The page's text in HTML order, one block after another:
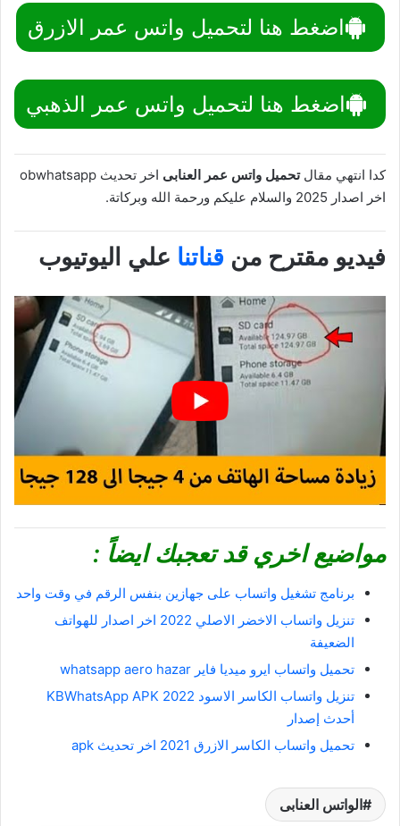
اضغط هنا لتحميل واتس عمر الازرق
اضغط هنا لتحميل واتس عمر الذهبي
كدا انتهي مقالتحميل واتس عمر العنابى
اخر تحديث obwhatsapp
اخر اصدار 2025 والسلام عليكم ورحمة الله وبركاتة.
فيديو مقترح من قناتنا علي اليوتيوب
مواضيع اخري قد تعجبك ايضاً :
برنامج تشغيل واتساب على جهازين بنفس الرقم في وقت واحد
تنزيل واتساب الاخضر الاصلي 2022 اخر اصدار للهواتف
الضعيفة
تحميل واتساب ايرو ميديا فاير whatsapp aero hazar
تنزيل واتساب الكاسر الاسود 2022 KBWhatsApp APK
أحدث إصدار
تحميل واتساب الكاسر الازرق 2021 اخر تحديث apk
الواتس العنابى